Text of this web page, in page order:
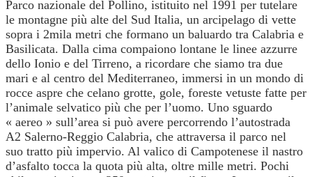
Parco nazionale del Pollino, istituito nel 1991 per tutelare
le montagne più alte del Sud Italia, un arcipelago di vette
sopra i 2mila metri che formano un baluardo tra Calabria e
Basilicata. Dalla cima compaiono lontane le linee azzurre
dello Ionio e del Tirreno, a ricordare che siamo tra due
mari e al centro del Mediterraneo, immersi in un mondo di
rocce aspre che celano grotte, gole, foreste vetuste fatte per
l’animale selvatico più che per l’uomo. Uno sguardo
« aereo » sull’area si può avere percorrendo l’autostrada
A2 Salerno-Reggio Calabria, che attraversa il parco nel
suo tratto più impervio. Al valico di Campotenese il nastro
d’asfalto tocca la quota più alta, oltre mille metri. Pochi